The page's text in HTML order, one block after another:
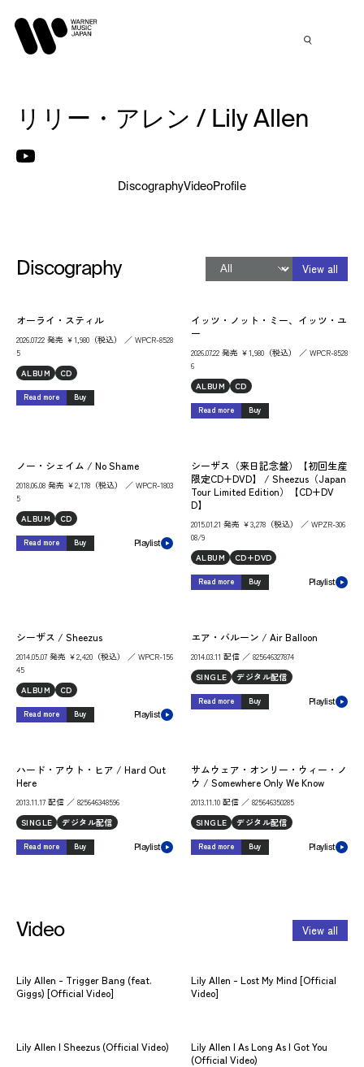
リリー・アレン / Lily Allen
DiscographyVideoProfile
Discography View all
オーライ・スティル
2026.07.22 発売 ￥1,980（税込） ／ WPCR-8528
5
ALBUM
CD
Read more Buy
イッツ・ノット・ミー、イッツ・ユ
ー
2026.07.22 発売 ￥1,980（税込） ／ WPCR-8528
6
ALBUM
CD
Read more Buy
ノー・シェイム / No Shame
2018.06.08 発売 ￥2,178（税込） ／ WPCR-1803
5
ALBUM
CD
Read more Buy Playlist
シーザス（来日記念盤）【初回生産
限定CD+DVD】 / Sheezus（Japan
Tour Limited Edition）【CD+DV
D】
2015.01.21 発売 ￥3,278（税込） ／ WPZR-306
08/9
ALBUM
CD+DVD
Read more Buy Playlist
シーザス / Sheezus
2014.05.07 発売 ￥2,420（税込） ／ WPCR-156
45
ALBUM
CD
Read more Buy Playlist
エア・バルーン / Air Balloon
2014.03.11 配信 ／ 825646327874
SINGLE
デジタル配信
Read more Buy Playlist
ハード・アウト・ヒア / Hard Out
Here
2013.11.17 配信 ／ 825646348596
SINGLE
デジタル配信
Read more Buy Playlist
サムウェア・オンリー・ウィー・ノ
ウ / Somewhere Only We Know
2013.11.10 配信 ／ 825646350285
SINGLE
デジタル配信
Read more Buy Playlist
Video View all
Lily Allen - Trigger Bang (feat.
Giggs) [Official Video]
Lily Allen - Lost My Mind [Official
Video]
Lily Allen | Sheezus (Official Video)
Lily Allen | As Long As I Got You
(Official Video)